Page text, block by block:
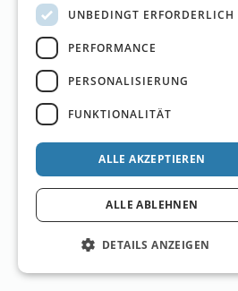
Impressum
NewsletterKontakt Cookie-
UNBEDINGT ERFORDERLICH
PERFORMANCE
PERSONALISIERUNG
FUNKTIONALITÄT
ALLE AKZEPTIEREN
ALLE ABLEHNEN
DETAILS ANZEIGEN